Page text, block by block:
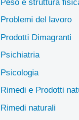
Peso e struttura
Problemi del lavoro
Prodotti Dimagranti
Psichiatria
Psicologia
Rimedi e Prodotti
Rimedi naturali